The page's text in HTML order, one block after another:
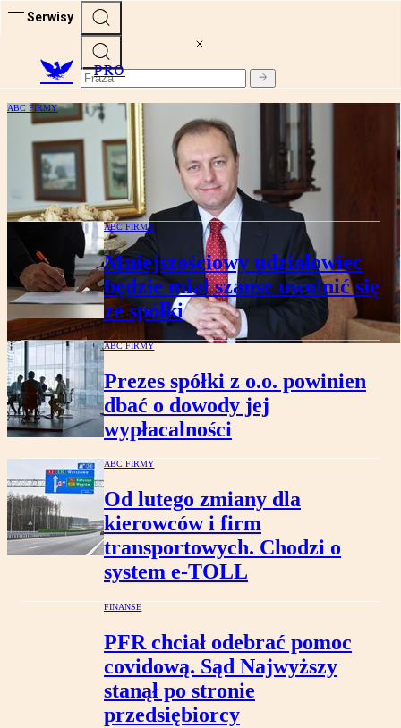
Serwisy
PRO
ABC FIRMY
Prof. Adam Opalski dla
„Rzeczpospolitej”: Biznes nie potrzebuje
wiążących poleceń
ABC FIRMY
Mniejszościowy udziałowiec
będzie miał szanse uwolnić się
ze spółki
ABC FIRMY
Prezes spółki z o.o. powinien
dbać o dowody jej
wypłacalności
ABC FIRMY
Od lutego zmiany dla
kierowców i firm
transportowych. Chodzi o
system e-TOLL
FINANSE
PFR chciał odebrać pomoc
covidową. Sąd Najwyższy
stanął po stronie
przedsiębiorcy